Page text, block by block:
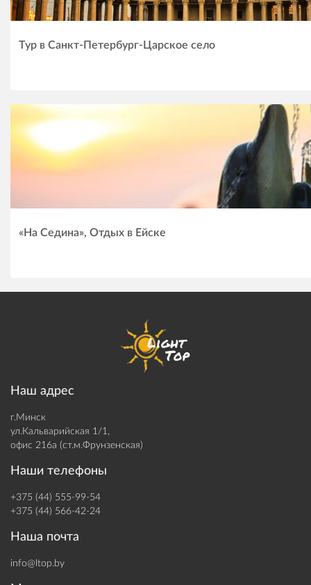
Тур в Санкт-Петербург-Царское село
«На Седина», Отдых в Ейске
Наш адрес
г.Минск
ул.Кальварийская 1/1,
офис 216а (ст.м.Фрунзенская)
Наши телефоны
+375 (44) 555-99-54
+375 (44) 566-42-24
Наша почта
info@ltop.by